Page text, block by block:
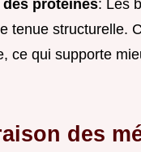
protéines: Les
tenue structurelle.
ce qui supporte
des